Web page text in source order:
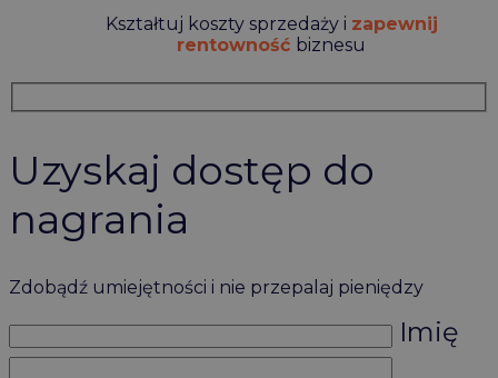
Kształtuj koszty sprzedaży i zapewnij
rentowność biznesu
Uzyskaj dostęp do
nagrania
Zdobądź umiejętności i nie przepalaj pieniędzy
Imię